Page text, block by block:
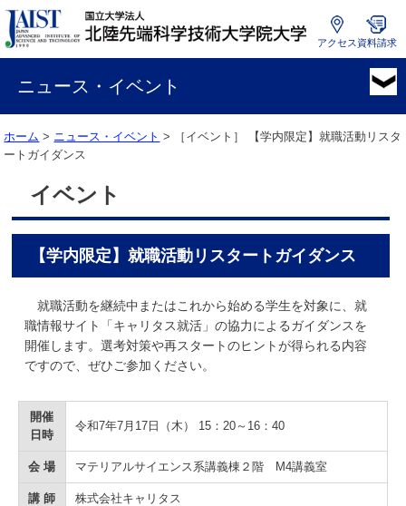
国
学
法
人
先
端
学
アクセス 資料請求
ニュース・イベント
ホーム > ニュース・イベント > ［イベント］
【学内限定】就職活動リスタ
ートガイダンス
イベント
【学内限定】就職活動リスタートガイダンス
就職活動を継続中またはこれから始める学生を対象に、就
職情報サイト「キャリタス就活」の協力によるガイダンスを
開催します。選考対策や再スタートのヒントが得られる内容
ですので、ぜひご参加ください。
開催
日時
令和7年7月17日（木） 15：20～16：40
会 場 マテリアルサイエンス系講義棟２階 M4講義室
講 師 株式会社キャリタス